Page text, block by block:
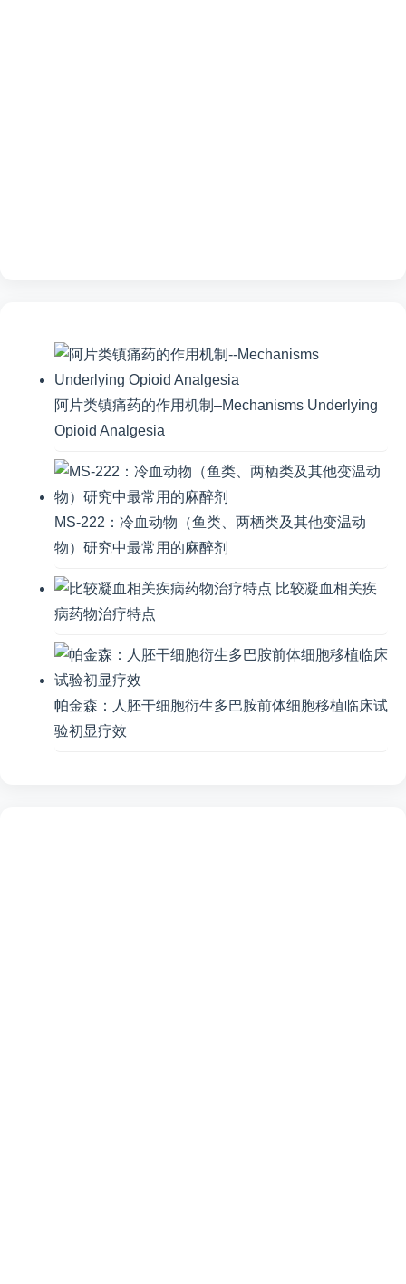
阿片类镇痛药的作用机制–Mechanisms Underlying
Opioid Analgesia
MS-222：冷血动物（鱼类、两栖类及其他变温动
物）研究中最常用的麻醉剂
比较凝血相关疾
病药物治疗特点
帕金森：人胚干细胞衍生多巴胺前体细胞移植临床试
验初显疗效